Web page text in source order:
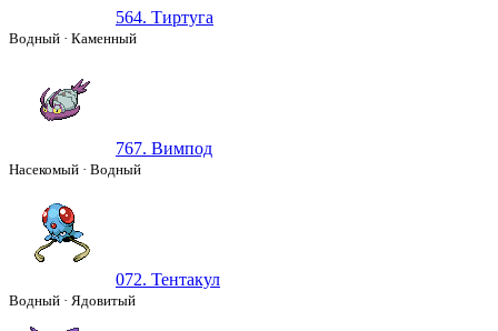
564. Тиртуга
Водный · Каменный
767. Вимпод
Насекомый · Водный
072. Тентакул
Водный · Ядовитый